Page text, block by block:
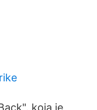
koja je